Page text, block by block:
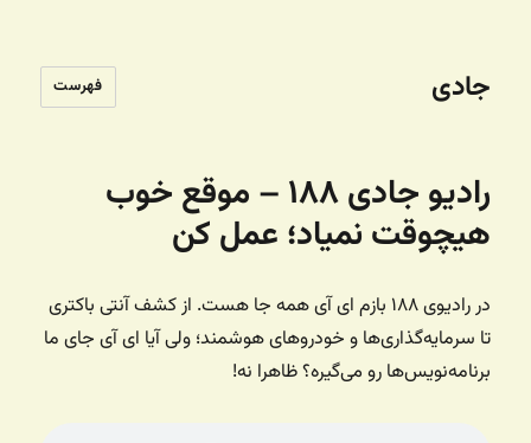
جادی فهرست
رادیو جادی ۱۸۸ – موقع خوب
هیچوقت نمیاد؛ عمل کن
در رادیوی ۱۸۸ بازم ای آی همه جا هست. از کشف آنتی باکتری
تا سرمایه‌گذاری‌ها و خودروهای هوشمند؛ ولی آیا ای آی جای ما
برنامه‌نویس‌ها رو می‌گیره؟ ظاهرا نه!